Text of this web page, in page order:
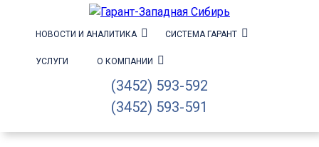
НОВОСТИ И АНАЛИТИКА СИСТЕМА ГАРАНТ
УСЛУГИ О КОМПАНИИ
(3452) 593-592
(3452) 593-591